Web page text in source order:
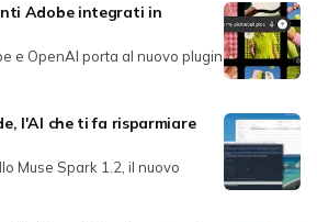
Adobe integrati in
e OpenAI porta al nuovo plugin
l'AI che ti fa risparmiare
Muse Spark 1.2, il nuovo